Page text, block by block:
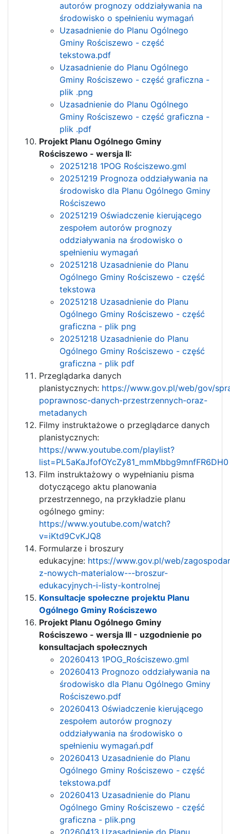
autorów prognozy oddziaływania na
środowisko o spełnieniu wymagań
Uzasadnienie do Planu Ogólnego
Gminy Rościszewo - część
tekstowa.pdf
Uzasadnienie do Planu Ogólnego
Gminy Rościszewo - część graficzna -
plik .png
Uzasadnienie do Planu Ogólnego
Gminy Rościszewo - część graficzna -
plik .pdf
Projekt Planu Ogólnego Gminy
Rościszewo - wersja II:
20251218 1POG Rościszewo.gml
20251219 Prognoza oddziaływania na
środowisko dla Planu Ogólnego Gminy
Rościszewo
20251219 Oświadczenie kierującego
zespołem autorów prognozy
oddziaływania na środowisko o
spełnieniu wymagań
20251218 Uzasadnienie do Planu
Ogólnego Gminy Rościszewo - część
tekstowa
20251218 Uzasadnienie do Planu
Ogólnego Gminy Rościszewo - część
graficzna - plik png
20251218 Uzasadnienie do Planu
Ogólnego Gminy Rościszewo - część
graficzna - plik pdf
Przeglądarka danych
planistycznych: https://www.gov.pl/web/gov/
poprawnosc-danych-przestrzennych-oraz-
metadanych
Filmy instruktażowe o przeglądarce danych
planistycznych:
https://www.youtube.com/playlist?
list=PL5aKaJfofOYcZy81_mmMbbg9mnfFR6DH0
Film instruktażowy o wypełnianiu pisma
dotyczącego aktu planowania
przestrzennego, na przykładzie planu
ogólnego gminy:
https://www.youtube.com/watch?
v=iKtd9CvKJQ8
Formularze i broszury
edukacyjne: https://www.gov.pl/web/
z-nowych-materialow---broszur-
edukacyjnych-i-listy-kontrolnej
Konsultacje społeczne projektu Planu
Ogólnego Gminy Rościszewo
Projekt Planu Ogólnego Gminy
Rościszewo - wersja III - uzgodnienie po
konsultacjach społecznych
20260413 1POG_Rościszewo.gml
20260413 Prognozo oddziaływania na
środowisko dla Planu Ogólnego Gminy
Rościszewo.pdf
20260413 Oświadczenie kierującego
zespołem autorów prognozy
oddziaływania na środowisko o
spełnieniu wymagań.pdf
20260413 Uzasadnienie do Planu
Ogólnego Gminy Rościszewo - część
tekstowa.pdf
20260413 Uzasadnienie do Planu
Ogólnego Gminy Rościszewo - część
graficzna - plik.png